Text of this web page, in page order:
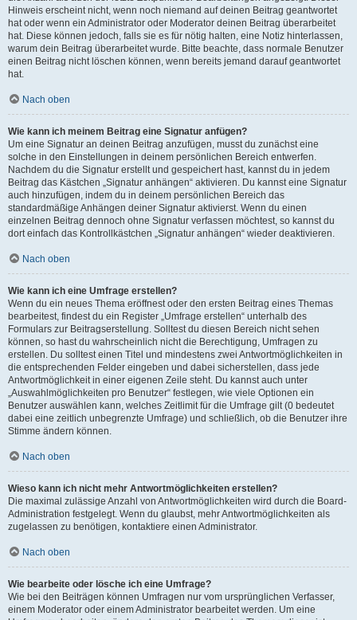
Hinweis erscheint nicht, wenn noch niemand auf deinen Beitrag geantwortet
hat oder wenn ein Administrator oder Moderator deinen Beitrag überarbeitet
hat. Diese können jedoch, falls sie es für nötig halten, eine Notiz hinterlassen,
warum dein Beitrag überarbeitet wurde. Bitte beachte, dass normale Benutzer
einen Beitrag nicht löschen können, wenn bereits jemand darauf geantwortet
hat.
Nach oben
Wie kann ich meinem Beitrag eine Signatur anfügen?
Um eine Signatur an deinen Beitrag anzufügen, musst du zunächst eine
solche in den Einstellungen in deinem persönlichen Bereich entwerfen.
Nachdem du die Signatur erstellt und gespeichert hast, kannst du in jedem
Beitrag das Kästchen „Signatur anhängen“ aktivieren. Du kannst eine Signatur
auch hinzufügen, indem du in deinem persönlichen Bereich das
standardmäßige Anhängen deiner Signatur aktivierst. Wenn du einen
einzelnen Beitrag dennoch ohne Signatur verfassen möchtest, so kannst du
dort einfach das Kontrollkästchen „Signatur anhängen“ wieder deaktivieren.
Nach oben
Wie kann ich eine Umfrage erstellen?
Wenn du ein neues Thema eröffnest oder den ersten Beitrag eines Themas
bearbeitest, findest du ein Register „Umfrage erstellen“ unterhalb des
Formulars zur Beitragserstellung. Solltest du diesen Bereich nicht sehen
können, so hast du wahrscheinlich nicht die Berechtigung, Umfragen zu
erstellen. Du solltest einen Titel und mindestens zwei Antwortmöglichkeiten in
die entsprechenden Felder eingeben und dabei sicherstellen, dass jede
Antwortmöglichkeit in einer eigenen Zeile steht. Du kannst auch unter
„Auswahlmöglichkeiten pro Benutzer“ festlegen, wie viele Optionen ein
Benutzer auswählen kann, welches Zeitlimit für die Umfrage gilt (0 bedeutet
dabei eine zeitlich unbegrenzte Umfrage) und schließlich, ob die Benutzer ihre
Stimme ändern können.
Nach oben
Wieso kann ich nicht mehr Antwortmöglichkeiten erstellen?
Die maximal zulässige Anzahl von Antwortmöglichkeiten wird durch die Board-
Administration festgelegt. Wenn du glaubst, mehr Antwortmöglichkeiten als
zugelassen zu benötigen, kontaktiere einen Administrator.
Nach oben
Wie bearbeite oder lösche ich eine Umfrage?
Wie bei den Beiträgen können Umfragen nur vom ursprünglichen Verfasser,
einem Moderator oder einem Administrator bearbeitet werden. Um eine